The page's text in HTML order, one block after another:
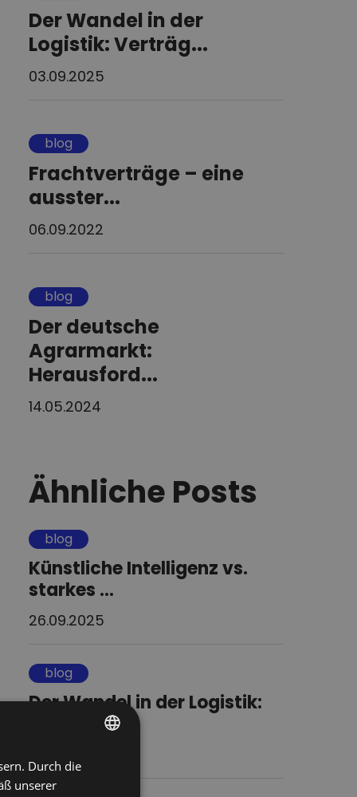
Der Wandel in der
Logistik: Verträg...
03.09.2025
blog
Frachtverträge – eine
ausster...
06.09.2022
blog
Der deutsche
Agrarmarkt:
Herausford...
14.05.2024
Ähnliche Posts
blog
Künstliche Intelligenz vs.
starkes ...
26.09.2025
blog
Der Wandel in der Logistik:
Verträg...
POLISH
Durch die
unserer